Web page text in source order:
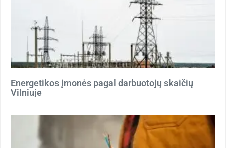
Energetikos įmonės pagal darbuotojų skaičių
Vilniuje